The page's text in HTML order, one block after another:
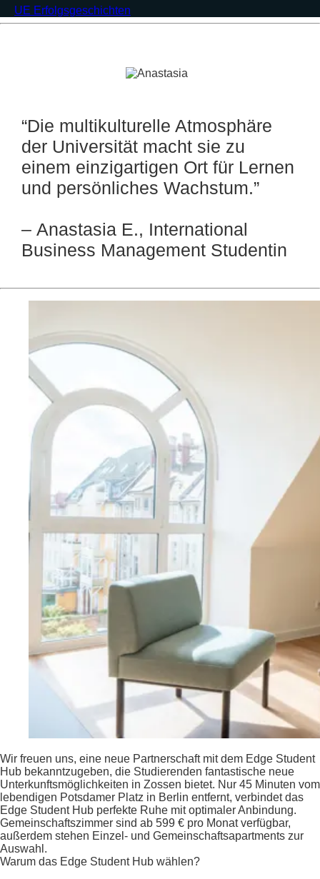
UE Erfolgsgeschichten
“Die multikulturelle Atmosphäre
der Universität macht sie zu
einem einzigartigen Ort für Lernen
und persönliches Wachstum.”
– Anastasia E., International
Business Management Studentin
Wir freuen uns, eine neue Partnerschaft mit dem Edge Student
Hub bekanntzugeben, die Studierenden fantastische neue
Unterkunftsmöglichkeiten in Zossen bietet. Nur 45 Minuten vom
lebendigen Potsdamer Platz in Berlin entfernt, verbindet das
Edge Student Hub perfekte Ruhe mit optimaler Anbindung.
Gemeinschaftszimmer sind ab 599 € pro Monat verfügbar,
außerdem stehen Einzel- und Gemeinschaftsapartments zur
Auswahl.
Warum das Edge Student Hub wählen?